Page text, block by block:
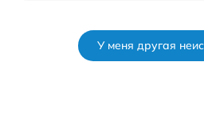
У меня другая